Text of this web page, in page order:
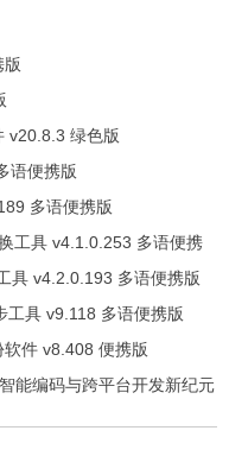
版
v20.8.3 绿色版
语便携版
多语便携版
工具 v4.1.0.253 多语便携
具 v4.2.0.193 多语便携版
工具 v9.118 多语便携版
件 v8.408 便携版
能编码与跨平台开发新纪元